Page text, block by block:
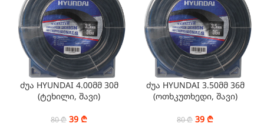
ძუა HYUNDAI 4.00მმ 30მ
(ტეხილი, შავი)
80₾ 39 ₾
ძუა HYUNDAI 3.50მმ 36მ
(ოთხკუთხედი, შავი)
80₾ 39 ₾